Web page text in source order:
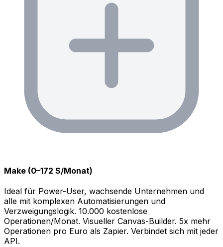
Make (0–172 $/Monat)
Ideal für Power-User, wachsende Unternehmen und
alle mit komplexen Automatisierungen und
Verzweigungslogik. 10.000 kostenlose
Operationen/Monat. Visueller Canvas-Builder. 5x mehr
Operationen pro Euro als Zapier. Verbindet sich mit jeder
API.